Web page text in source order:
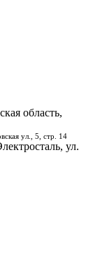
область,
ул., 5, стр. 14
ул.